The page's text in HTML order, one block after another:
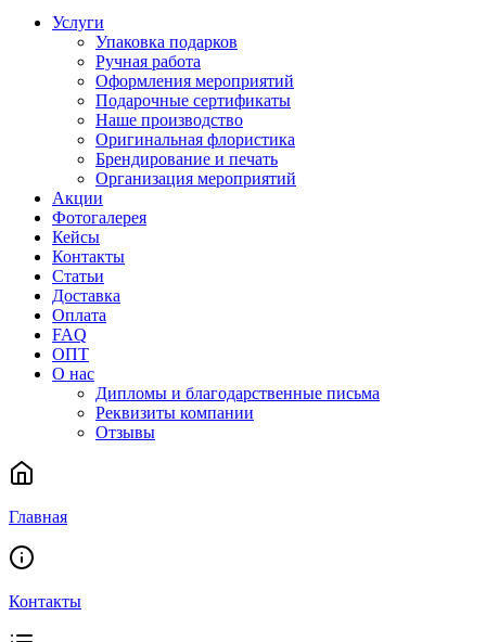
Услуги
Упаковка подарков
Ручная работа
Оформления мероприятий
Подарочные сертификаты
Наше производство
Оригинальная флористика
Брендирование и печать
Организация мероприятий
Акции
Фотогалерея
Кейсы
Контакты
Статьи
Доставка
Оплата
FAQ
ОПТ
О нас
Дипломы и благодарственные письма
Реквизиты компании
Отзывы
Главная
Контакты